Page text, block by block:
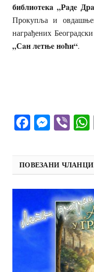
библиoтeкa „Рaдe
Прокупља и
награђених
„Сaн лeтњe нoћи“.
Facebook
ПОВЕЗАНИ ЧЛАНЦИ